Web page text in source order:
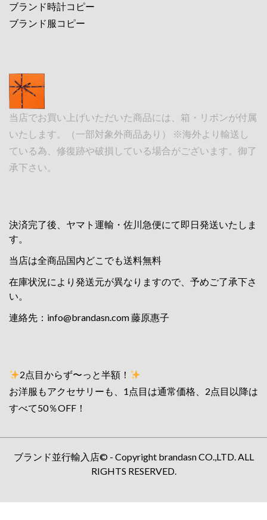
ブランド時計コピー
ブランド服コピー
当店でお買い上げいただいた商品には、箱・リボンが付属
いたします。（一部対象外商品あり） ※海外より輸送し
ている為、修復跡や破損している場合がございます。御了
承下さい。
決済完了後、ヤマト運輸・佐川急便にて即日発送いたしま
す。
当店は全商品国内どこでも送料無料
在庫状況により発送元が異なりますので、予めご了承下さ
い。
連絡先： info@brandasn.com藤原惠子
2点目からず〜っと半額！
お洋服もアクセサリーも、1点目は通常価格、2点目以降は
すべて50％OFF！
ブランド並行輸入店© - Copyright brandasn CO.,LTD. ALL
RIGHTS RESERVED.